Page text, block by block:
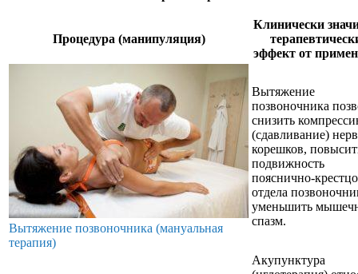
Процедура (манипуляция)
Клинически
эффект от
Вытяжение позвоночника (мануальная
терапия)
Вытяжение
позвоночника
снизить
(сдавливание)
корешков,
подвижность
пояснично-
отдела
уменьшить
спазм.
Акупунктура